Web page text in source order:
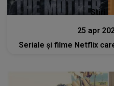
Stiri
25 apr
Seriale și filme Netflix